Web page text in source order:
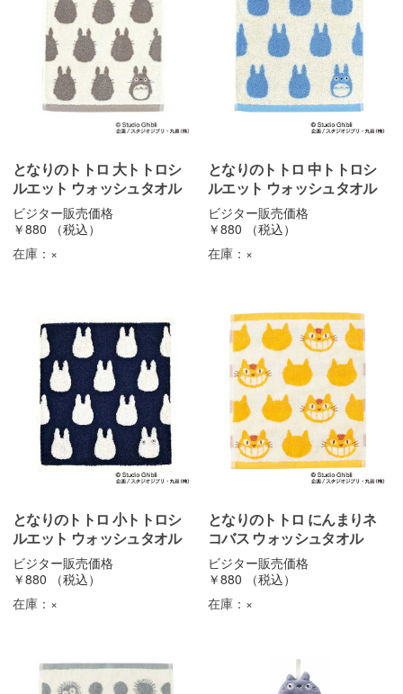
となりのトトロ 大トトロシ
ルエット ウォッシュタオル
ビジター販売価格
￥880
（税込）
在庫： ×
となりのトトロ 中トトロシ
ルエット ウォッシュタオル
ビジター販売価格
￥880
（税込）
在庫： ×
となりのトトロ 小トトロシ
ルエット ウォッシュタオル
ビジター販売価格
￥880
（税込）
在庫： ×
となりのトトロ にんまりネ
コバス ウォッシュタオル
ビジター販売価格
￥880
（税込）
在庫： ×